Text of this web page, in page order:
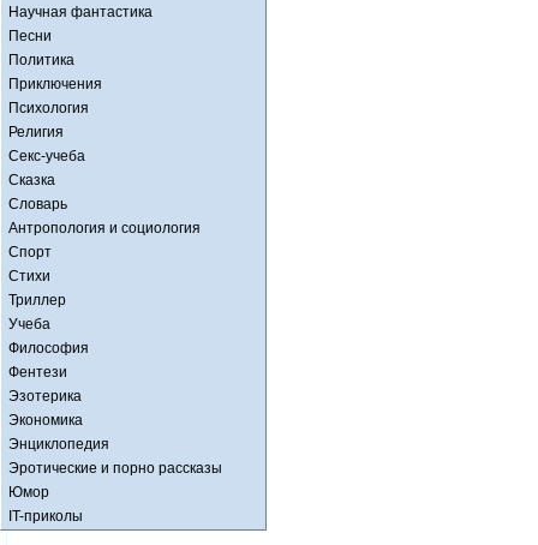
Научная фантастика
Песни
Политика
Приключения
Психология
Религия
Секс-учеба
Сказка
Словарь
Антропология и социология
Спорт
Стихи
Триллер
Учеба
Философия
Фентези
Эзотерика
Экономика
Энциклопедия
Эротические и порно рассказы
Юмор
IT-приколы